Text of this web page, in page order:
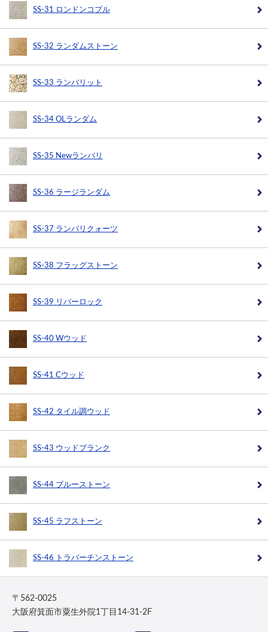
SS-31 ロンドンコブル
SS-32 ランダムストーン
SS-33 ランバリット
SS-34 OLランダム
SS-35 Newランバリ
SS-36 ラージランダム
SS-37 ランバリクォーツ
SS-38 フラッグストーン
SS-39 リバーロック
SS-40 Wウッド
SS-41 Cウッド
SS-42 タイル調ウッド
SS-43 ウッドプランク
SS-44 ブルーストーン
SS-45 ラフストーン
SS-46 トラバーチンストーン
〒562-0025
大阪府箕面市粟生外院1丁目14-31-2F